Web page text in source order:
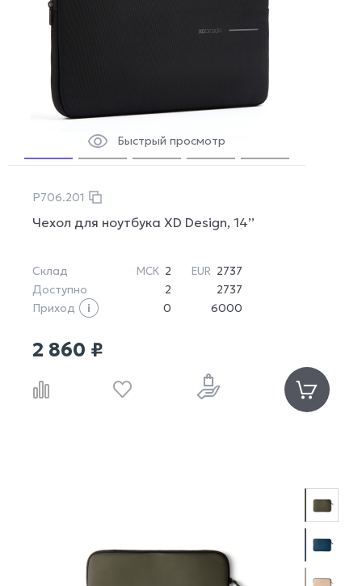
Быстрый просмотр
P706.201
Чехол для ноутбука XD Design, 14’’
Склад МСК 2 EUR 2737
Доступно
2
2737
Приход
0 6000
2 860 ₽